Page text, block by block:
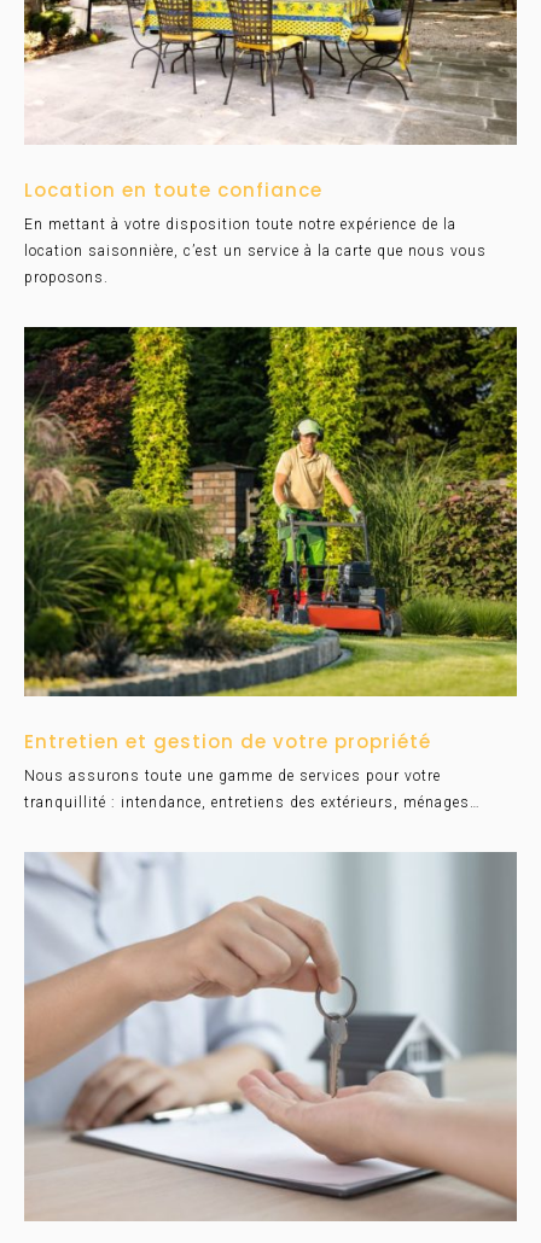
Location en toute confiance
En mettant à votre disposition toute notre expérience de la
location saisonnière, c’est un service à la carte que nous vous
proposons.
Entretien et gestion de votre propriété
Nous assurons toute une gamme de services pour votre
tranquillité : intendance, entretiens des extérieurs, ménages…